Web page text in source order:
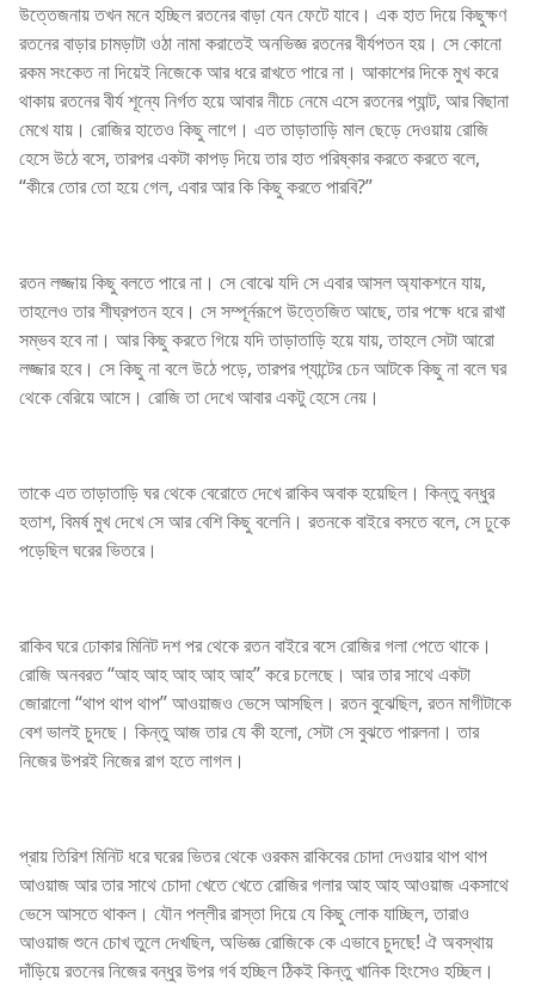
উত্তেজনায় তখন মনে হচ্ছিল রতনের বাড়া যেন ফেটে যাবে। এক হাত দিয়ে কিছুক্ষণ
রতনের বাড়ার চামড়াটা ওঠা নামা করাতেই অনভিজ্ঞ রতনের বীর্যপতন হয়। সে কোনো
রকম সংকেত না দিয়েই নিজেকে আর ধরে রাখতে পারে না। আকাশের দিকে মুখ করে
থাকায় রতনের বীর্য শূন্যে নির্গত হয়ে আবার নীচে নেমে এসে রতনের প্যান্ট, আর বিছানা
মেখে যায়। রোজির হাতেও কিছু লাগে। এত তাড়াতাড়ি মাল ছেড়ে দেওয়ায় রোজি
হেসে উঠে বসে, তারপর একটা কাপড় দিয়ে তার হাত পরিষ্কার করতে করতে বলে,
“কীরে তোর তো হয়ে গেল, এবার আর কি কিছু করতে পারবি?”
রতন লজ্জায় কিছু বলতে পারে না। সে বোঝে যদি সে এবার আসল অ্যাকশনে যায়,
তাহলেও তার শীঘ্রপতন হবে। সে সম্পূর্নরূপে উত্তেজিত আছে, তার পক্ষে ধরে রাখা
সম্ভব হবে না। আর কিছু করতে গিয়ে যদি তাড়াতাড়ি হয়ে যায়, তাহলে সেটা আরো
লজ্জার হবে। সে কিছু না বলে উঠে পড়ে, তারপর প্যান্টের চেন আটকে কিছু না বলে ঘর
থেকে বেরিয়ে আসে। রোজি তা দেখে আবার একটু হেসে নেয়।
তাকে এত তাড়াতাড়ি ঘর থেকে বেরোতে দেখে রাকিব অবাক হয়েছিল। কিন্তু বন্ধুর
হতাশ, বিমর্ষ মুখ দেখে সে আর বেশি কিছু বলেনি। রতনকে বাইরে বসতে বলে, সে ঢুকে
পড়েছিল ঘরের ভিতরে।
রাকিব ঘরে ঢোকার মিনিট দশ পর থেকে রতন বাইরে বসে রোজির গলা পেতে থাকে।
রোজি অনবরত “আহ আহ আহ আহ আহ” করে চলেছে। আর তার সাথে একটা
জোরালো “থাপ থাপ থাপ” আওয়াজও ভেসে আসছিল। রতন বুঝেছিল, রতন মাগীটাকে
বেশ ভালই চুদছে। কিন্তু আজ তার যে কী হলো, সেটা সে বুঝতে পারলনা। তার
নিজের উপরই নিজের রাগ হতে লাগল।
প্রায় তিরিশ মিনিট ধরে ঘরের ভিতর থেকে ওরকম রাকিবের চোদা দেওয়ার থাপ থাপ
আওয়াজ আর তার সাথে চোদা খেতে খেতে রোজির গলার আহ আহ আওয়াজ একসাথে
ভেসে আসতে থাকল। যৌন পল্লীর রাস্তা দিয়ে যে কিছু লোক যাচ্ছিল, তারাও
আওয়াজ শুনে চোখ তুলে দেখছিল, অভিজ্ঞ রোজিকে কে এভাবে চুদছে! ঐ অবস্থায়
দাঁড়িয়ে রতনের নিজের বন্ধুর উপর গর্ব হচ্ছিল ঠিকই কিন্তু খানিক হিংসেও হচ্ছিল।